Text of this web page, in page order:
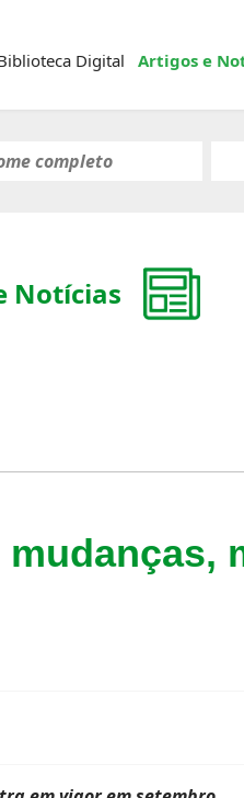
Digital Artigos e
Notícias